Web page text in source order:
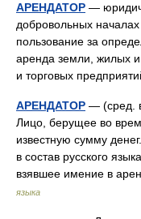
АРЕНДАТОР —
добровольных
пользование за
аренда земли, жилых
и торговых
АРЕНДАТОР — (сред.
Лицо, берущее во
известную сумму
в состав русского
взявшее имение в
языка